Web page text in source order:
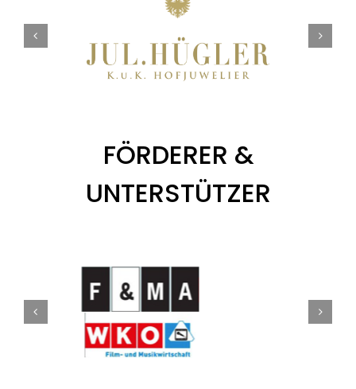
FÖRDERER &
UNTERSTÜTZER